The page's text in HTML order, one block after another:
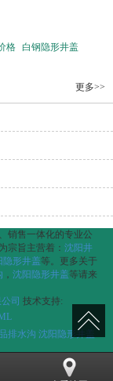
格 白钢隐形井盖
更多>>
销售一体化的专业公
宗旨主营着： 沈阳井
隐形井盖等。更多关于
， 沈阳隐形井盖等请来
司 技术支持:
排水沟 沈阳隐形井盖